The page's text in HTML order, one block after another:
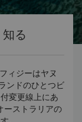
る
ィジーはヤヌ
ンドのひとつビ
変更線上にあ
ーストラリアの